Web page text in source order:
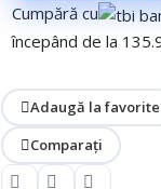
Cumpără cu
începând de la
Adaugă la favorite
Comparați